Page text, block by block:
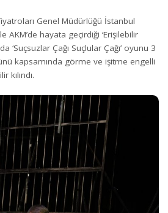
Genel Müdürlüğü İstanbul
AKM’de hayata geçirdiği ‘Erişilebilir
‘Suçsuzlar Çağı Suçlular Çağı’ oyunu 3
kapsamında görme ve işitme engelli
kılındı.